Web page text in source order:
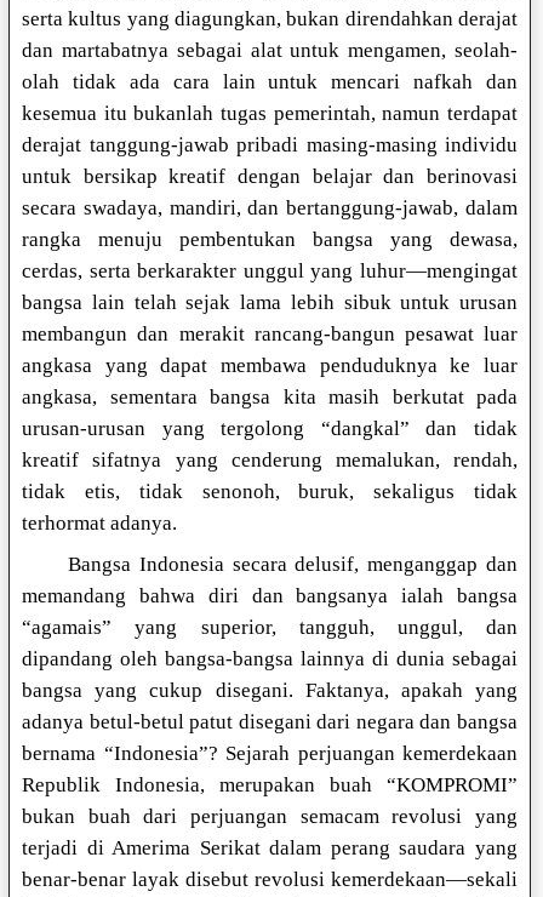
serta kultus yang diagungkan, bukan direndahkan derajat
dan martabatnya sebagai alat untuk mengamen, seolah-
olah tidak ada cara lain untuk mencari nafkah dan
kesemua itu bukanlah tugas pemerintah, namun terdapat
derajat tanggung-jawab pribadi masing-masing individu
untuk bersikap kreatif dengan belajar dan berinovasi
secara swadaya, mandiri, dan bertanggung-jawab, dalam
rangka menuju pembentukan bangsa yang dewasa,
cerdas, serta berkarakter unggul yang luhur—mengingat
bangsa lain telah sejak lama lebih sibuk untuk urusan
membangun dan merakit rancang-bangun pesawat luar
angkasa yang dapat membawa penduduknya ke luar
angkasa, sementara bangsa kita masih berkutat pada
urusan-urusan yang tergolong “dangkal” dan tidak
kreatif sifatnya yang cenderung memalukan, rendah,
tidak etis, tidak senonoh, buruk, sekaligus tidak
terhormat adanya.
Bangsa Indonesia secara delusif, menganggap dan
memandang bahwa diri dan bangsanya ialah bangsa
“agamais” yang superior, tangguh, unggul, dan
dipandang oleh bangsa-bangsa lainnya di dunia sebagai
bangsa yang cukup disegani. Faktanya, apakah yang
adanya betul-betul patut disegani dari negara dan bangsa
bernama “Indonesia”? Sejarah perjuangan kemerdekaan
Republik Indonesia, merupakan buah “KOMPROMI”
bukan buah dari perjuangan semacam revolusi yang
terjadi di Amerima Serikat dalam perang saudara yang
benar-benar layak disebut revolusi kemerdekaan—sekali